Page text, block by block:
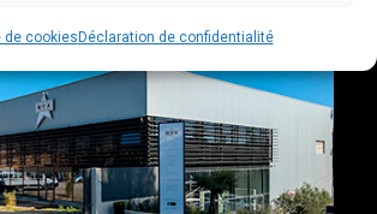
de cookiesDéclaration de confidentialité